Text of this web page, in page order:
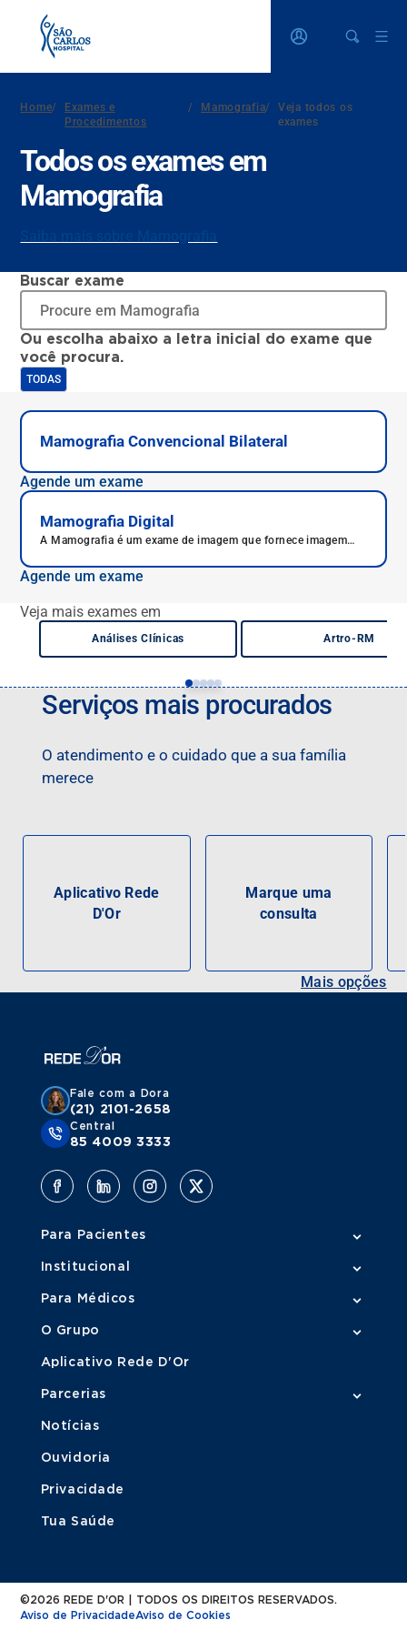
Home/
Exames e
Procedimentos
/ Mamografia/
Veja todos os
exames
Todos os exames em
Mamografia
Buscar exame
Ou escolha abaixo a letra inicial do exame que
você procura.
TODAS
Mamografia Convencional Bilateral
Agende um exame
Mamografia Digital
A Mamografia é um exame de imagem que fornece imagem
completa da anatomia, nódulos e cistos que podem ser
rastreados para a detecção do câncer de mama.
Agende um exame
Veja mais exames em
Análises Clínicas Artro-RM
Serviços mais procurados
O atendimento e o cuidado que a sua família
merece
Aplicativo Rede
D'Or
Marque uma
consulta
Mais opções
Fale com a Dora
(21) 2101-2658
Central
85 4009 3333
Para Pacientes
Institucional
Para Médicos
O Grupo
Aplicativo Rede D'Or
Parcerias
Notícias
Ouvidoria
Privacidade
Tua Saúde
©2026 REDE D'OR | TODOS OS DIREITOS RESERVADOS.
Aviso de PrivacidadeAviso de Cookies